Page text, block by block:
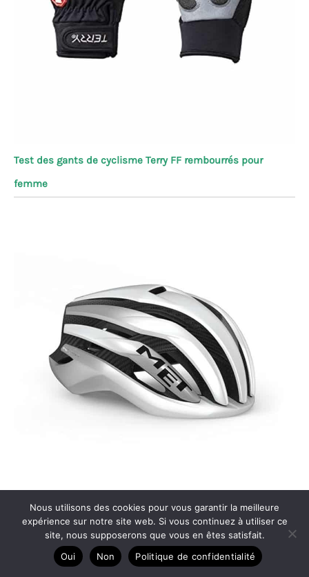
Test des gants de cyclisme Terry FF rembourrés pour
femme
Test du casque MET Trenta 3K Carbon MIPS
Nous utilisons des cookies pour vous garantir la meilleure
expérience sur notre site web. Si vous continuez à utiliser ce
site, nous supposerons que vous en êtes satisfait.
Oui
Non Politique de confidentialité